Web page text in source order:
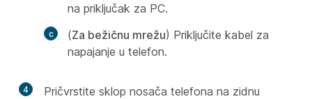
na priključak za PC.
(Za bežičnu mrežu) Priključite kabel za
napajanje u telefon.
4
Pričvrstite sklop nosača telefona na zidnu